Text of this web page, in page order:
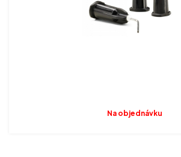
Na objednávku